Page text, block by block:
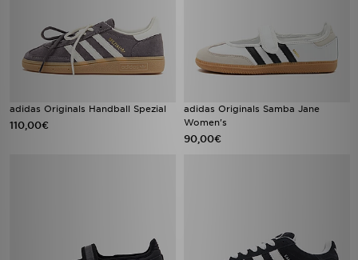
adidas Originals Handball Spezial
110,00€
adidas Originals Samba Jane
Women's
90,00€